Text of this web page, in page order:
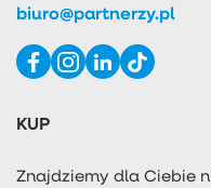
biuro@partnerzy.pl
KUP
Znajdziemy dla Ciebie